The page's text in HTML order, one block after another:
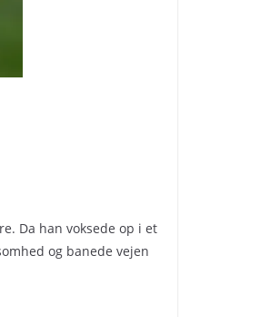
Da han voksede op i et
og banede vejen